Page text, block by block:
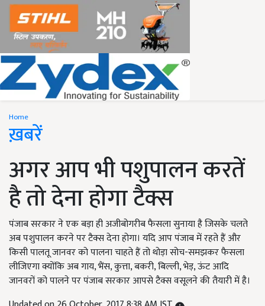
Home
ख़बरें
अगर आप भी पशुपालन करतें
है तो देना होगा टैक्स
पंजाब सरकार ने एक बड़ा ही अजीबोगरीब फैसला सुनाया है जिसके चलते
अब पशुपालन करने पर टैक्स देना होगा। यदि आप पंजाब में रहते हैं और
किसी पालतू जानवर को पालना चाहते हैं तो थोड़ा सोच-समझकर फैसला
लीजिएगा क्योंकि अब गाय, भैंस, कुत्ता, बकरी, बिल्ली, भेड़, ऊंट आदि
जानवरों को पालने पर पंजाब सरकार आपसे टैक्स वसूलने की तैयारी में है।